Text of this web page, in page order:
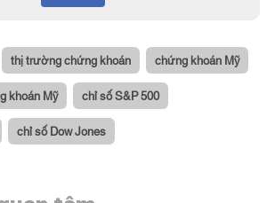
thị trường chứng khoán chứng khoán Mỹ
khoán Mỹ chỉ số S&P 500
chỉ số Dow Jones